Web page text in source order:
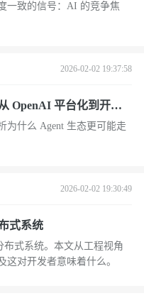
一致的信号：AI 的竞争焦
2026-02-02 19:37:58
OpenAI 平台化到开源
为什么 Agent 生态更可能走
2026-02-02 19:30:49
式系统
布式系统。本文从工程视角
这对开发者意味着什么。